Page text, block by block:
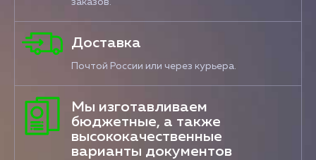
заказов.
Доставка
Почтой России или через курьера.
Мы изготавливаем
бюджетные, а также
высококачественные
варианты документов